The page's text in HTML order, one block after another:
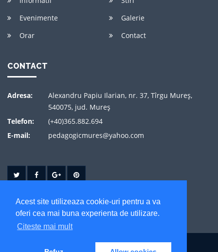
Acest site utilizeaza cookie-uri pentru a va
oferi cea mai buna experienta de utilizare.
Citeste mai mult
Evenimente
Galerie
Orar
Contact
CONTACT
Adresa:
Alexandru Papiu Ilarian, nr. 37, Tîrgu Mureş,
540075, jud. Mureş
Telefon:
(+40)365.882.694
E-mail:
pedagogicmures@yahoo.com
© 2026 Colegiul National Pedagogic "Mihai Eminescu"